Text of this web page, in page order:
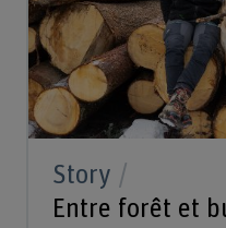
Story
Entre forêt et